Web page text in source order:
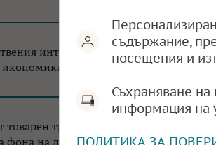
интелект променя
до неузнаваемост
12:18, 06.08.2026
транспорт в ЕС се
фона на двуцифрен срив за
съдържание,
посещения и
Съхраняване
информация на
ПОЛИТИКА ЗА